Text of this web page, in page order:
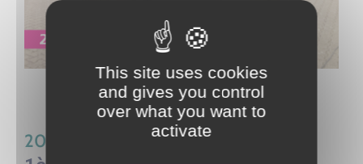
2021
This site uses cookies
and gives you control
over what you want to
activate